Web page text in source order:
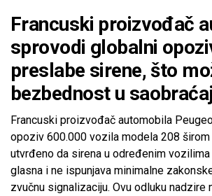
Francuski proizvođač
sprovodi globalni
preslabe sirene, što
bezbednost u
Francuski proizvođač automobila
opoziv 600.000 vozila modela 208
utvrđeno da sirena u određenim
glasna i ne ispunjava minimalne
zvučnu signalizaciju. Ovu odluku nadzire